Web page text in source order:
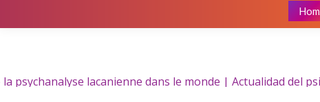
lacanienne dans le monde | Actualidad del